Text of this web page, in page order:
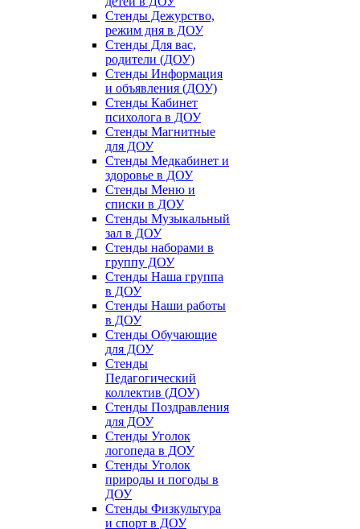
Стенды Дежурство,
режим дня в ДОУ
Стенды Для вас,
родители (ДОУ)
Стенды Информация
и объявления (ДОУ)
Стенды Кабинет
психолога в ДОУ
Стенды Магнитные
для ДОУ
Стенды Медкабинет и
здоровье в ДОУ
Стенды Меню и
списки в ДОУ
Стенды Музыкальный
зал в ДОУ
Стенды наборами в
группу ДОУ
Стенды Наша группа
в ДОУ
Стенды Наши работы
в ДОУ
Стенды Обучающие
для ДОУ
Стенды
Педагогический
коллектив (ДОУ)
Стенды Поздравления
для ДОУ
Стенды Уголок
логопеда в ДОУ
Стенды Уголок
природы и погоды в
ДОУ
Стенды Физкультура
и спорт в ДОУ